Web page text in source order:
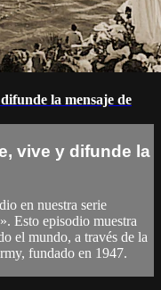
la mensaje de
vive y difunde la
en nuestra serie
Esto episodio muestra
el mundo, a través de la
fundado en 1947.